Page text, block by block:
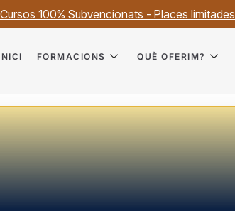
100% Subvencionats - Places limitades
FORMACIONS QUÈ OFERIM?